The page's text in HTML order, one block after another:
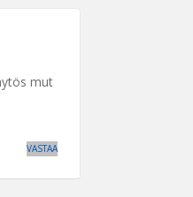
mut
VASTAA